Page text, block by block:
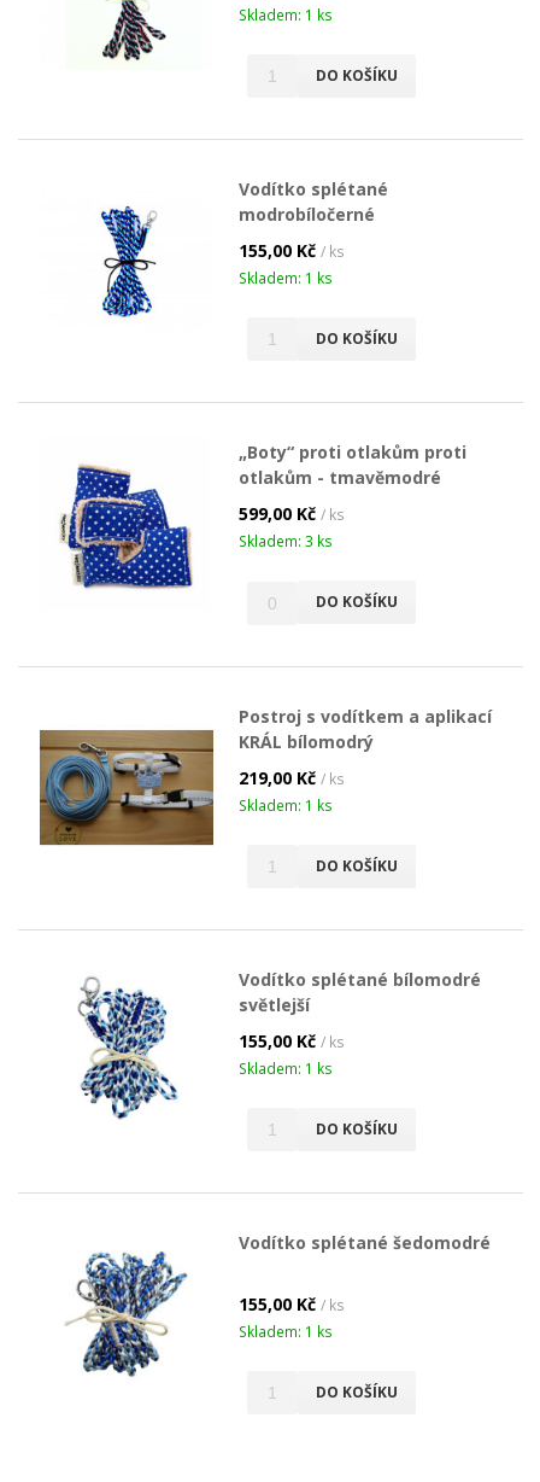
Skladem: 1 ks
DO KOŠÍKU
Vodítko splétané
modrobíločerné
155,00 Kč / ks
Skladem: 1 ks
DO KOŠÍKU
„Boty“ proti otlakům proti
otlakům - tmavěmodré
599,00 Kč / ks
Skladem: 3 ks
DO KOŠÍKU
Postroj s vodítkem a aplikací
KRÁL bílomodrý
219,00 Kč / ks
Skladem: 1 ks
DO KOŠÍKU
Vodítko splétané bílomodré
světlejší
155,00 Kč / ks
Skladem: 1 ks
DO KOŠÍKU
Vodítko splétané šedomodré
155,00 Kč / ks
Skladem: 1 ks
DO KOŠÍKU